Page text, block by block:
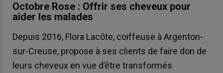
Octobre Rose : Offrir ses cheveux pour
aider les malades
Depuis 2016, Flora Lacôte, coiffeuse à Argenton-
sur-Creuse, propose à ses clients de faire don de
leurs cheveux en vue d’être transformés